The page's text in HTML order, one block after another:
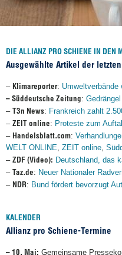
DIE ALLIANZ PRO SCHIENE IN DEN
Ausgewählte Artikel der
– Klimareporter:
– Süddeutsche Zeitung:
– T3n News: Frankreich zahlt
– ZEIT online: Proteste zum
– Handelsblatt.com:
WELT ONLINE, ZEIT online,
– ZDF (Video): Deutschland, das
– Taz.de: Neuer Nationaler
– NDR: Bund fördert bevorzugt
KALENDER
Allianz pro Schiene-Termine
– 10. Mai: Gemeinsame